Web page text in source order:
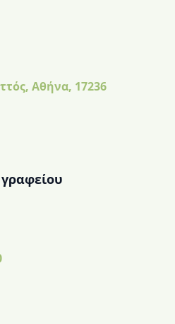
Αθήνα, 17236